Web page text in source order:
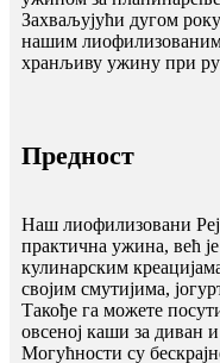
Захваљујући дугом
нашим
хранљиву ужину при
Предност
Наш лиофилизовани
практична ужина, већ
кулинарским
својим смутијима,
Такође га можете
овсеној каши за диван
Могућности су